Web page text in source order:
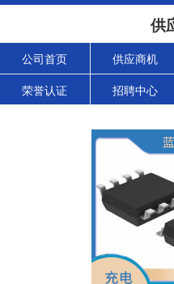
供
公司首页 供应商机
荣誉认证 招聘中心